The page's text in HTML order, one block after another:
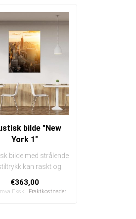
bilde "New
York 1"
bilde med strålende
kan raskt og
I en e..
€363,00
Ekskl. Fraktkostnader